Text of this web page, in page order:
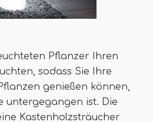
Pflanzer Ihren
sodass Sie Ihre
genießen können,
untergegangen ist. Die
Kastenholzsträucher